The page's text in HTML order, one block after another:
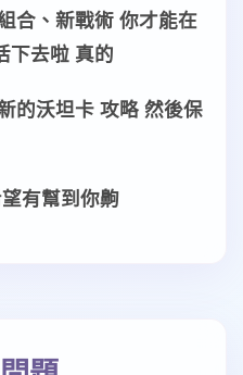
合 、 新戰術 你才能在
下去啦 真的
的沃坦卡 攻略 然後保
有幫到你齁